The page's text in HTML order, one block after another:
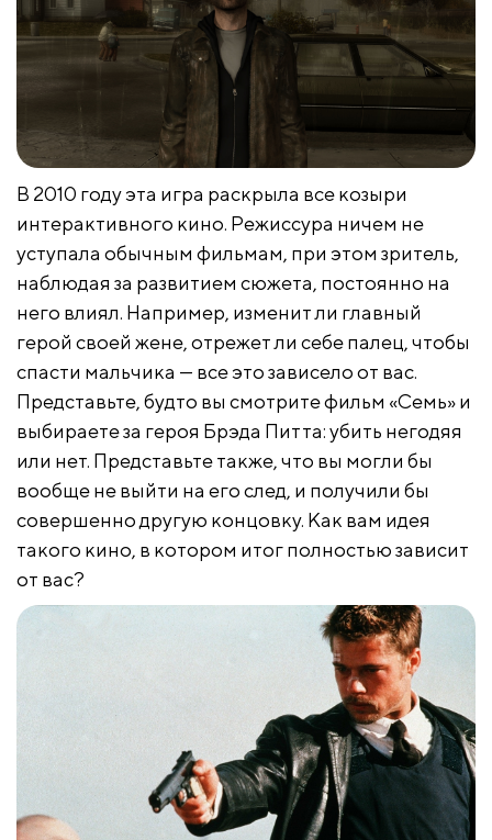
В 2010 году эта игра раскрыла все козыри
интерактивного кино. Режиссура ничем не
уступала обычным фильмам, при этом зритель,
наблюдая за развитием сюжета, постоянно на
него влиял. Например, изменит ли главный
герой своей жене, отрежет ли себе палец, чтобы
спасти мальчика — все это зависело от вас.
Представьте, будто вы смотрите фильм «Семь» и
выбираете за героя Брэда Питта: убить негодяя
или нет. Представьте также, что вы могли бы
вообще не выйти на его след, и получили бы
совершенно другую концовку. Как вам идея
такого кино, в котором итог полностью зависит
от вас?